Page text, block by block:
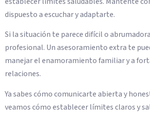
dispuesto a escuchar y adaptarte.
Si la situación te parece difícil o
profesional. Un asesoramiento extra te
manejar el enamoramiento familiar y a
relaciones.
Ya sabes cómo comunicarte abierta y
veamos cómo establecer límites claros y